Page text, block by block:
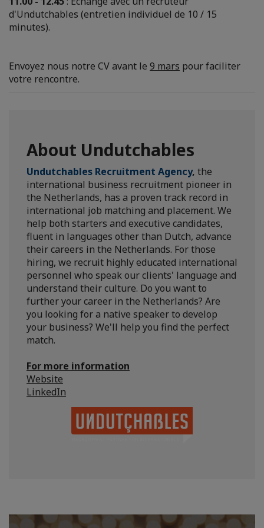
d'Undutchables (entretien individuel de 10 / 15
minutes).
Envoyez nous notre CV avant le 9 mars pour faciliter
votre rencontre.
About Undutchables
Undutchables Recruitment Agency, the
international business recruitment pioneer in
the Netherlands, has a proven track record in
international job matching and placement. We
help both starters and executive candidates,
fluent in languages other than Dutch, advance
their careers in the Netherlands. For those
hiring, we recruit highly educated international
personnel who speak our clients' language and
understand their culture. Do you want to
further your career in the Netherlands? Are
you looking for a native speaker to develop
your business? We'll help you find the perfect
match.
For more information
Website
LinkedIn